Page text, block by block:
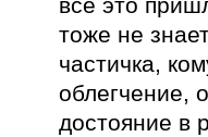
все это
тоже не
частичка,
облегчение,
достояние в